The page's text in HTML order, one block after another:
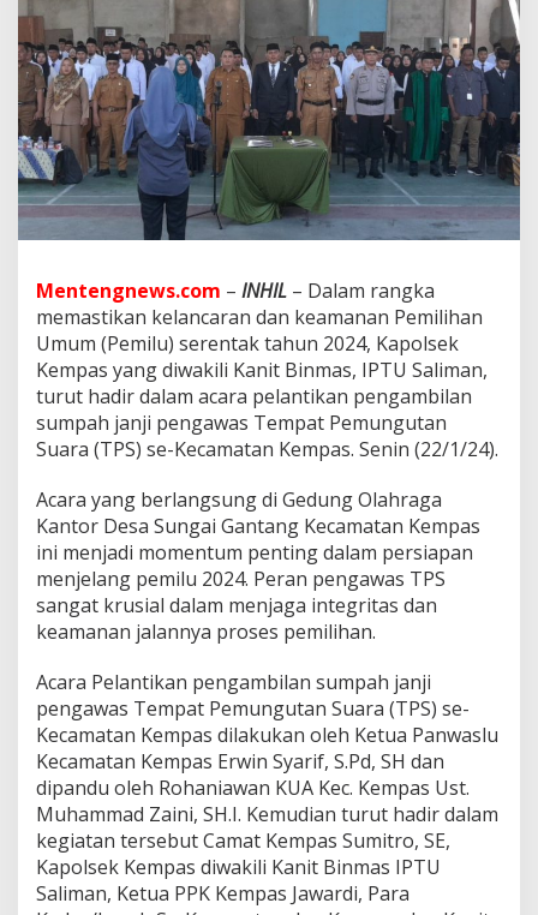
r
i
P
e
a
n
t
i
k
a
P
n
g
a
w
a
s
T
S
S
e
-
K
e
c
m
a
t
a
n
K
m
p
a
s
Mentengnews.com – INHIL – Dalam rangka
memastikan kelancaran dan keamanan Pemilihan
Umum (Pemilu) serentak tahun 2024, Kapolsek
Kempas yang diwakili Kanit Binmas, IPTU Saliman,
turut hadir dalam acara pelantikan pengambilan
sumpah janji pengawas Tempat Pemungutan
Suara (TPS) se-Kecamatan Kempas. Senin (22/1/24).
Acara yang berlangsung di Gedung Olahraga
Kantor Desa Sungai Gantang Kecamatan Kempas
ini menjadi momentum penting dalam persiapan
menjelang pemilu 2024. Peran pengawas TPS
sangat krusial dalam menjaga integritas dan
keamanan jalannya proses pemilihan.
Acara Pelantikan pengambilan sumpah janji
pengawas Tempat Pemungutan Suara (TPS) se-
Kecamatan Kempas dilakukan oleh Ketua Panwaslu
Kecamatan Kempas Erwin Syarif, S.Pd, SH dan
dipandu oleh Rohaniawan KUA Kec. Kempas Ust.
Muhammad Zaini, SH.I. Kemudian turut hadir dalam
kegiatan tersebut Camat Kempas Sumitro, SE,
Kapolsek Kempas diwakili Kanit Binmas IPTU
Saliman, Ketua PPK Kempas Jawardi, Para